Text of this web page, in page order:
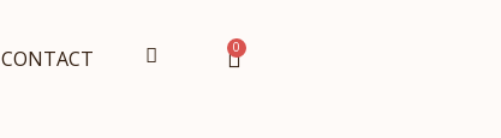
CONTACT 0